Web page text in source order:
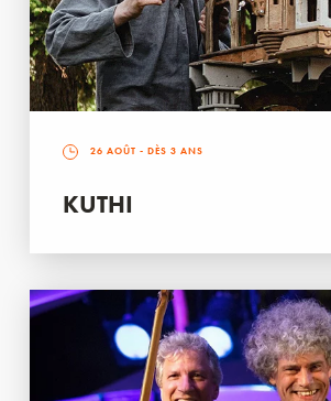
26 AOÛT - DÈS 3 ANS
KUTHI